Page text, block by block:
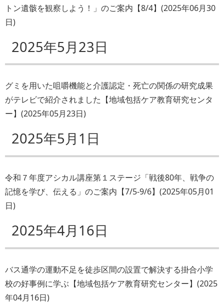
トン遺骸を観察しよう！」のご案内【8/4】 (2025年06月30
日)
2025年5月23日
グミを用いた咀嚼機能と介護認定・死亡の関係の研究成果
がテレビで紹介されました【地域包括ケア教育研究センタ
ー】 (2025年05月23日)
2025年5月1日
令和７年度アシカル講座第１ステージ「戦後80年、戦争の
記憶を学び、伝える」のご案内【7/5-9/6】 (2025年05月01
日)
2025年4月16日
バス通学の運動不足を徒歩区間の設置で解決する掛合小学
校の好事例に学ぶ【地域包括ケア教育研究センター】 (2025
年04月16日)